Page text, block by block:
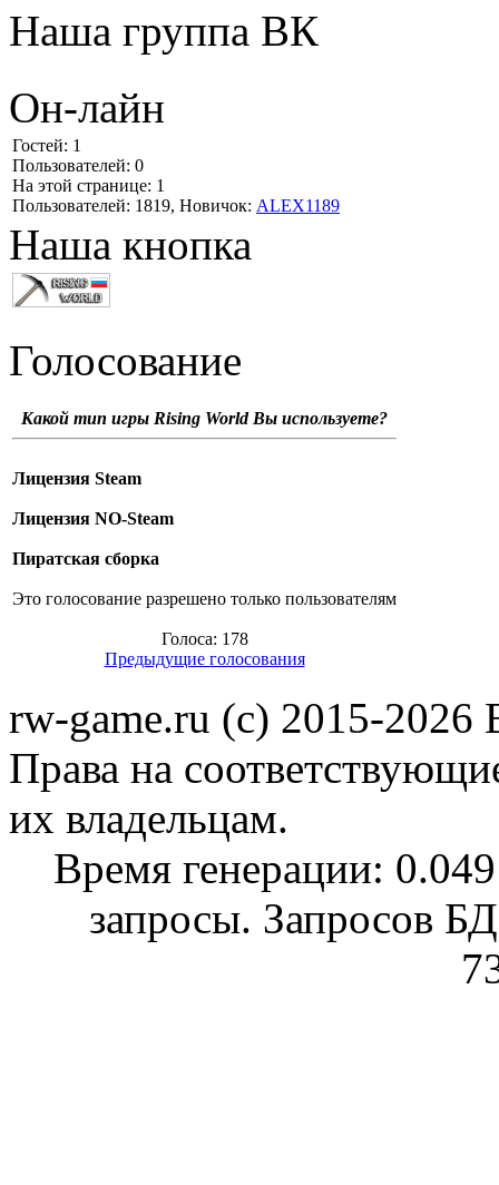
Наша группа ВК
Он-лайн
Гостей: 1
Пользователей: 0
На этой странице: 1
Пользователей: 1819, Новичок: ALEX1189
Наша кнопка
Голосование
Какой тип игры Rising World Вы используете?
Лицензия Steam
Лицензия NO-Steam
Пиратская сборка
Это голосование разрешено только пользователям
Голоса: 178
Предыдущие голосования
rw-game.ru (c) 2015-2026
Права на
их владельцам.
Время генерации:
запросы. Запросов